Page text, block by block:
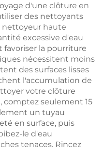
d'une clôture en
des nettoyants
nettoyeur haute
excessive d'eau
favoriser la pourriture
nécessitent moins
des surfaces lisses
l'accumulation de
votre clôture
comptez seulement 15
un tuyau
en surface, puis
le d'eau
tenaces. Rincez